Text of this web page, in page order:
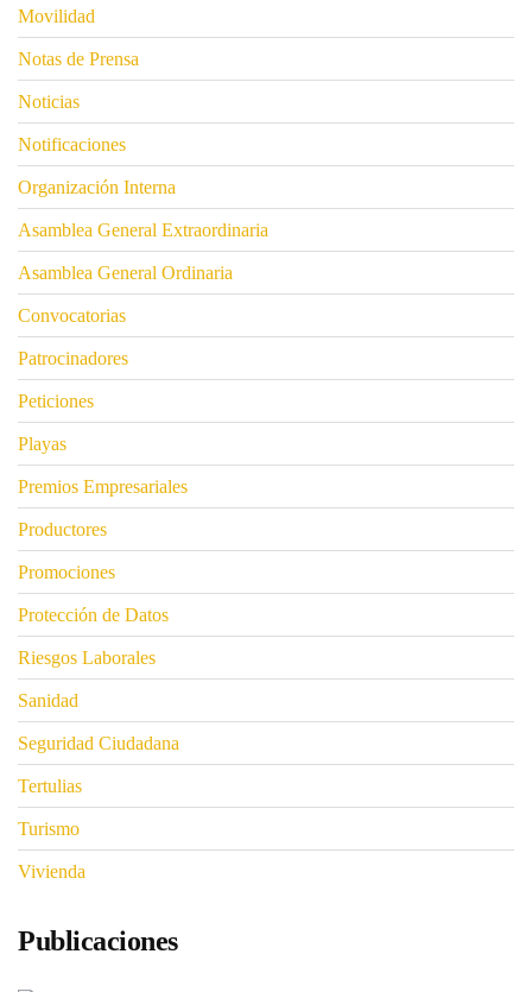
Movilidad
Notas de Prensa
Noticias
Notificaciones
Organización Interna
Asamblea General Extraordinaria
Asamblea General Ordinaria
Convocatorias
Patrocinadores
Peticiones
Playas
Premios Empresariales
Productores
Promociones
Protección de Datos
Riesgos Laborales
Sanidad
Seguridad Ciudadana
Tertulias
Turismo
Vivienda
Publicaciones